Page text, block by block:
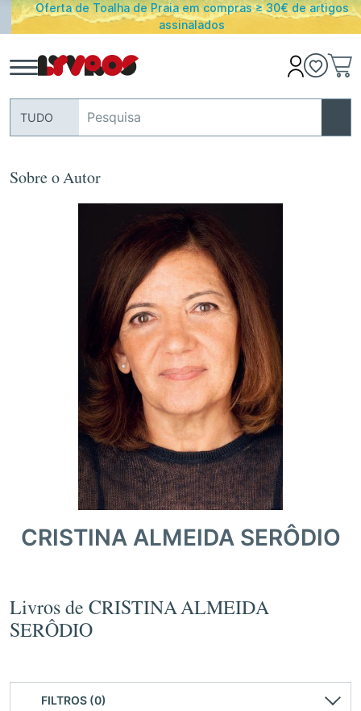
Oferta de Toalha de Praia em compras ≥ 30€ de artigos
assinalados
TUDO
Sobre o Autor
CRISTINA ALMEIDA SERÔDIO
Livros de CRISTINA ALMEIDA
SERÔDIO
FILTROS (0)